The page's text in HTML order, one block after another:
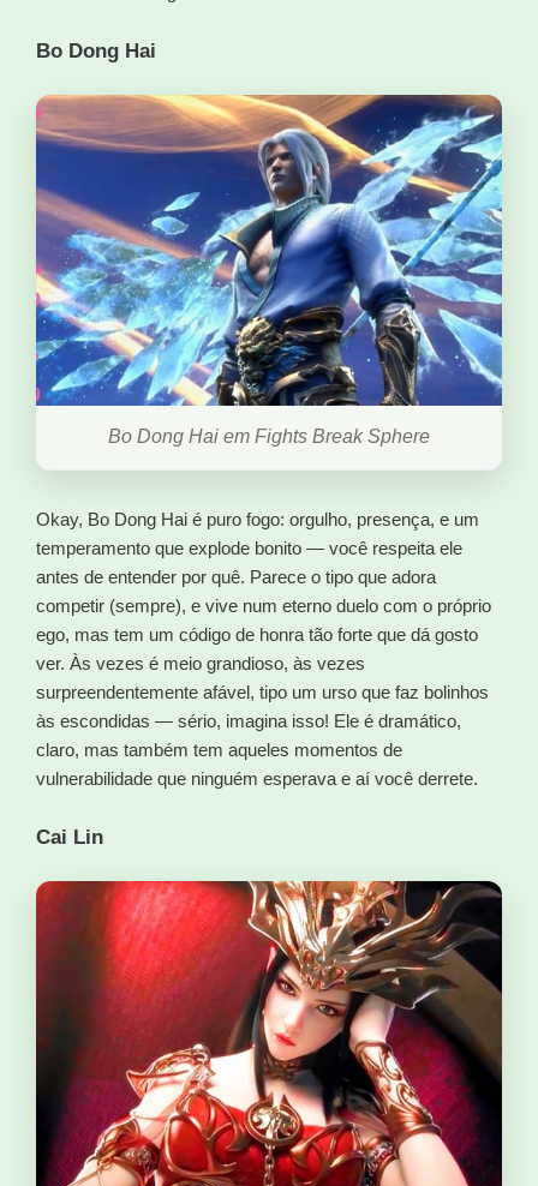
Bo Dong Hai
Bo Dong Hai em Fights Break Sphere
Okay, Bo Dong Hai é puro fogo: orgulho, presença, e um
temperamento que explode bonito — você respeita ele
antes de entender por quê. Parece o tipo que adora
competir (sempre), e vive num eterno duelo com o próprio
ego, mas tem um código de honra tão forte que dá gosto
ver. Às vezes é meio grandioso, às vezes
surpreendentemente afável, tipo um urso que faz bolinhos
às escondidas — sério, imagina isso! Ele é dramático,
claro, mas também tem aqueles momentos de
vulnerabilidade que ninguém esperava e aí você derrete.
Cai Lin